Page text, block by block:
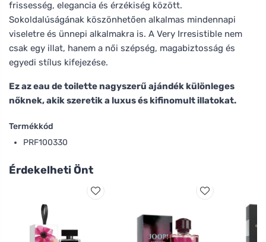
frissesség, elegancia és érzékiség között.
Sokoldalúságának köszönhetően alkalmas mindennapi
viseletre és ünnepi alkalmakra is. A Very Irresistible nem
csak egy illat, hanem a női szépség, magabiztosság és
egyedi stílus kifejezése.
Ez az eau de toilette nagyszerű ajándék különleges
nőknek, akik szeretik a luxus és kifinomult illatokat.
Termékkód
PRF100330
Érdekelheti Önt